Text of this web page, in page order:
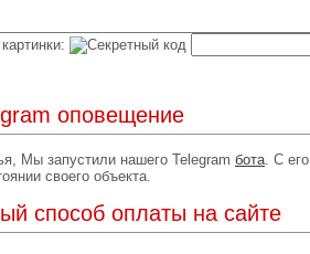
оповещение
Мы запустили нашего Telegram бота . С
своего объекта.
способ оплаты на сайте